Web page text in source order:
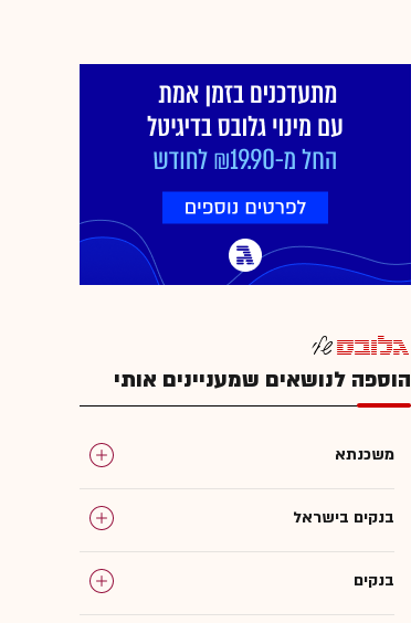
הוספה לנושאים שמעניינים אותי
משכנתא
בנקים בישראל
בנקים